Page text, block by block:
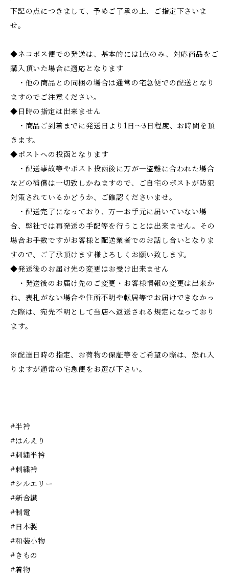
下記の点につきまして、予めご了承の上、ご指定下さいま
せ。
◆ネコポス便での発送は、基本的には1点のみ、対応商品をご
購入頂いた場合に適応となります
・他の商品との同梱の場合は通常の宅急便での配送となり
ますのでご注意ください。
◆日時の指定は出来ません
・商品ご到着までに発送日より1日～3日程度、お時間を頂
きます。
◆ポストへの投函となります
・配送事故等やポスト投函後に万が一盗難に合われた場合
などの補償は一切致しかねますので、ご自宅のポストが防犯
対策されているかどうか、ご確認くださいませ。
・配送完了になっており、万一お手元に届いていない場
合、弊社では再発送の手配等を行うことは出来ません。その
場合お手数ですがお客様と配送業者でのお話し合いとなりま
すので、ご了承頂けます様よろしくお願い致します。
◆発送後のお届け先の変更はお受け出来ません
・発送後のお届け先のご変更・お客様情報の変更は出来か
ね、表札がない場合や住所不明や転居等でお届けできなかっ
た際は、宛先不明として当店へ返送される規定になっており
ます。
※配達日時の指定、お荷物の保証等をご希望の際は、恐れ入
りますが通常の宅急便をお選び下さい。
#半衿
#はんえり
#刺繍半衿
#刺繍衿
#シルエリー
#新合繊
#制電
#日本製
#和装小物
#きもの
#着物